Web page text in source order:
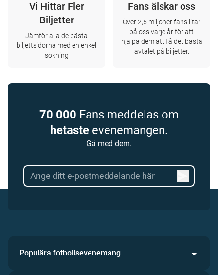
Vi Hittar Fler
Biljetter
Jämför alla de bästa
biljettsidorna med en enkel
sökning
Fans älskar oss
Över 2,5 miljoner fans litar
på oss varje år för att
hjälpa dem att få det bästa
avtalet på biljetter.
70 000 Fans meddelas om
hetaste evenemangen.
Gå med dem.
Populära fotbollsevenemang